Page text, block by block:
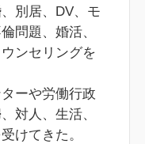
別居、DV、モ
問題、婚活、
ンセリングを
ーや労働行政
対人、生活、
けてきた。